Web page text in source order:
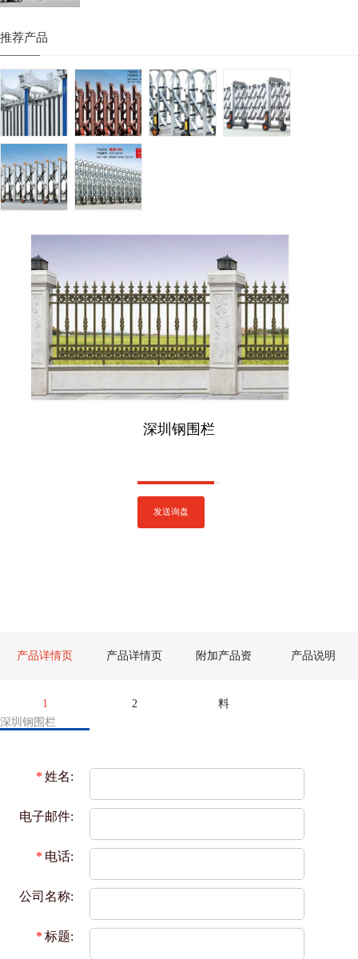
深圳钢围栏
发送询盘
产品详情页
1
产品详情页
2
附加产品资
料
产品说明
深圳钢围栏
* 姓名:
电子邮件:
* 电话:
公司名称:
* 标题:
推荐产品